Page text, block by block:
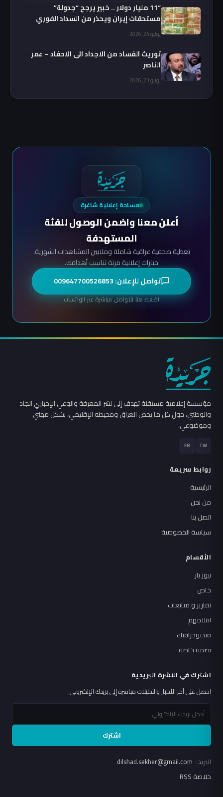
“11 مليار دولار .. خبير يرجح “جدولة”
مستحقات إيران ويحذر من السداد الفوري
يوليو 24, 2026
توريث الفساد من الاجداد الى الاحفاد – عمر
الناصر
يوليو 23, 2026
مساحة إعلانية شاغرة
أعلن معنا واضمن الوصول للفئة
المستهدفة
تغطية صحفية عراقية شاملة وملايين المشاهدات الشهرية.
خيارات إعلانية مرنة تناسب أهدافك.
تواصل للإعلان: 009647700526853
اضغط هنا للتواصل مباشرة عبر الواتساب
مؤسسة إعلامية مستقلة تهدف إلى نشر المعرفة والوعي الإخباري الجاد
والوطني، حول كل ما يخص العراق ومحيطه الإقليمي، بشكل مهني
وموضوعي.
TW
FB
روابط سريعة
الرئيسية
من نحن
اتصل بنا
سياسة الخصوصية
الأقسام
نيوز بار
خاص
تقارير و متابعات
اقلامهم
فيديوجرافيك
بصمة خاصة
اشترك في النشرة البريدية
احصل على آخر الأخبار والتحليلات مباشرة إلى بريدك الإلكتروني.
اشترك
البريد:
خلاصة RSS